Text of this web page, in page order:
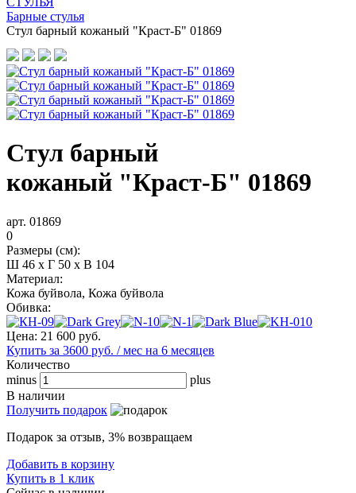
Барные стулья
Стул барный кожаный "Краст-Б" 01869
Стул барный
кожаный "Краст-Б" 01869
арт. 01869
0
Размеры (см):
Ш 46 x Г 50 x В 104
Материал:
Кожа буйвола, Кожа буйвола
Обивка:
Цена: 21 600 руб.
Купить за 3600 руб. / мес на 6 месяцев
Количество
minus
plus
В наличии
Получить подарок
Подарок за отзыв, 3% возвращаем
Добавить в корзину
Купить в 1 клик